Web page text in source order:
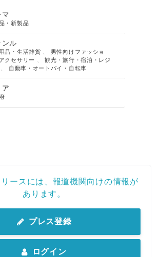
マ
・新製品
ンル
品・生活雑貨 、
男性向けファッショ
クセサリー 、観光・旅行・宿泊・レジ
、 自動車・オートバイ・自転車
ア
ースには、報道機関向けの情報が
あります。
プレス登録
ログイン